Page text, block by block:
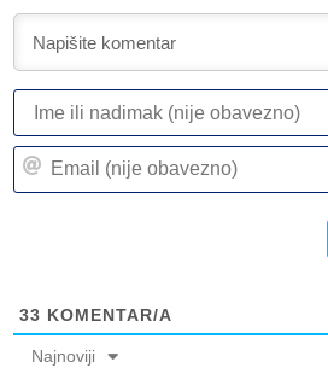
33 KOMENTAR/A
Najnoviji